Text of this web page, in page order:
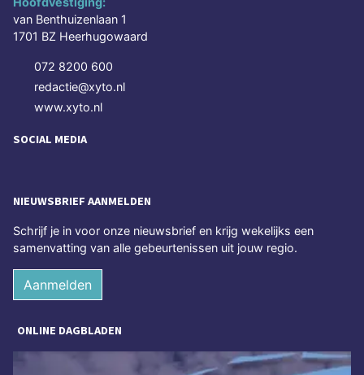
van Benthuizenlaan 1
1701 BZ Heerhugowaard
072 8200 600
redactie@xyto.nl
www.xyto.nl
SOCIAL MEDIA
NIEUWSBRIEF AANMELDEN
Schrijf je in voor onze nieuwsbrief en krijg wekelijks een
samenvatting van alle gebeurtenissen uit jouw regio.
Aanmelden
ONLINE DAGBLADEN